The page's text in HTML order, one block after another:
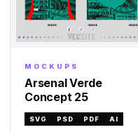
MOCKUPS
Arsenal Verde
Concept 25
SVG PSD PDF AI